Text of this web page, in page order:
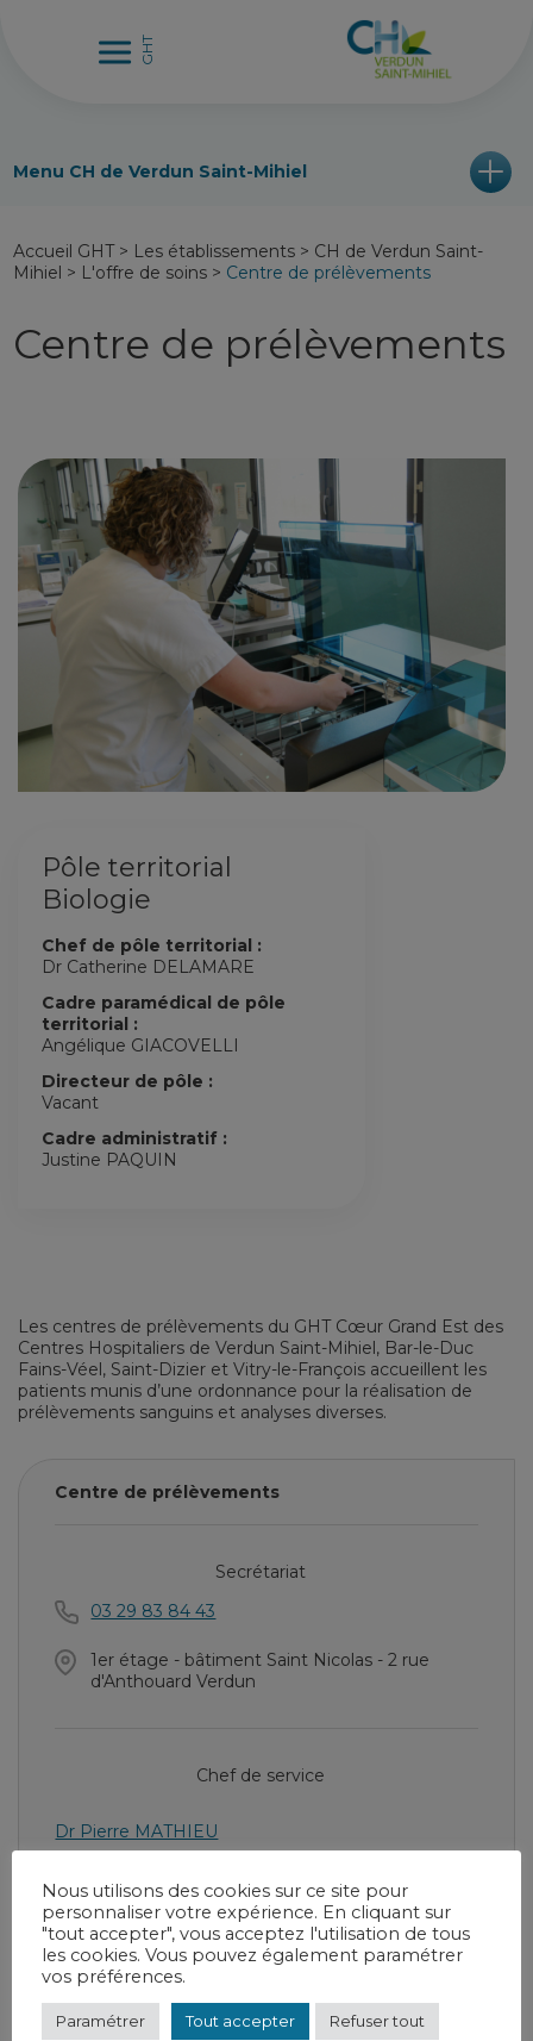
Menu CH de Verdun Saint-Mihiel
Accueil GHT > Les établissements > CH de Verdun Saint-
Mihiel > L'offre de soins > Centre de prélèvements
Centre de prélèvements
Pôle territorial
Biologie
Chef de pôle territorial :
Dr Catherine DELAMARE
Cadre paramédical de pôle
territorial :
Angélique GIACOVELLI
Directeur de pôle :
Vacant
Cadre administratif :
Justine PAQUIN
Les centres de prélèvements du GHT Cœur Grand Est des
Centres Hospitaliers de Verdun Saint-Mihiel, Bar-le-Duc
Fains-Véel, Saint-Dizier et Vitry-le-François accueillent les
patients munis d’une ordonnance pour la réalisation de
prélèvements sanguins et analyses diverses.
Centre de prélèvements
Secrétariat
03 29 83 84 43
1er étage - bâtiment Saint Nicolas - 2 rue
d'Anthouard Verdun
Chef de service
Dr Pierre MATHIEU
Cadre Supérieur de Santé
Laurence QUINTIN
Nous utilisons des cookies sur ce site pour
personnaliser votre expérience. En cliquant sur
"tout accepter", vous acceptez l'utilisation de tous
les cookies. Vous pouvez également paramétrer
vos préférences.
Paramétrer Tout accepter Refuser tout